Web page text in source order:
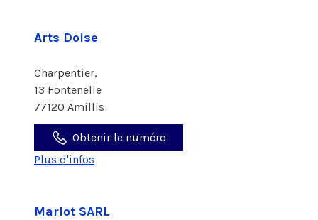
Arts Doise
Charpentier,
13 Fontenelle
77120 Amillis
Obtenir le numéro
Plus d'infos
Marlot SARL